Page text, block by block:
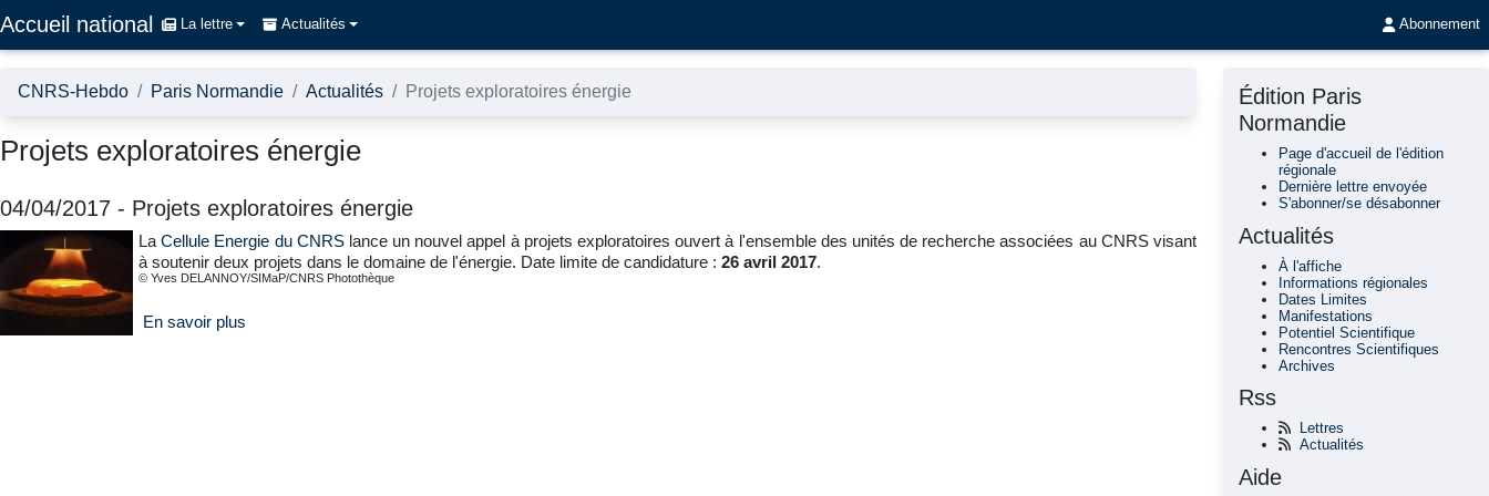
Accueil national La lettre Actualités Abonnement
CNRS-Hebdo Paris Normandie Actualités Projets exploratoires énergie
Projets exploratoires énergie
04/04/2017 - Projets exploratoires énergie
LaCellule Energie du CNRSlance un nouvel appel à projets exploratoires ouvert à l'ensemble des unités de recherche associées au CNRS visant
à soutenir deux projets dans le domaine de l'énergie. Date limite de candidature : 26 avril 2017.
© Yves DELANNOY/SIMaP/CNRS Photothèque
En savoir plus
Édition Paris
Normandie
Page d'accueil de l'édition
régionale
Dernière lettre envoyée
S'abonner/se désabonner
Actualités
À l'affiche
Informations régionales
Dates Limites
Manifestations
Potentiel Scientifique
Rencontres Scientifiques
Archives
Rss
Lettres
Actualités
Aide